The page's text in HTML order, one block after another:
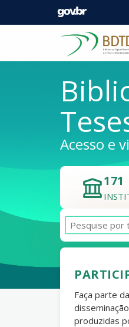
Pular para o conteúdo
Acesso e
171
Faça parte
produzidas